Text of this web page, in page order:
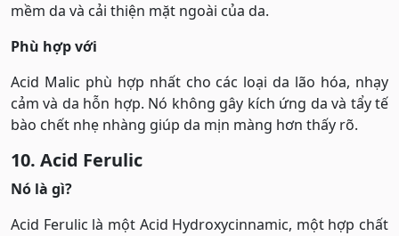
mềm da và cải thiện mặt ngoài của da.
Phù hợp với
Acid Malic phù hợp nhất cho các loại da lão hóa, nhạy
cảm và da hỗn hợp. Nó không gây kích ứng da và tẩy tế
bào chết nhẹ nhàng giúp da mịn màng hơn thấy rõ.
10. Acid Ferulic
Nó là gì?
Acid Ferulic là một Acid Hydroxycinnamic, một hợp chất